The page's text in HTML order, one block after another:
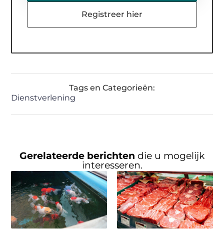
Registreer hier
Tags en Categorieën:
Dienstverlening
Gerelateerde berichten die u mogelijk
interesseren.